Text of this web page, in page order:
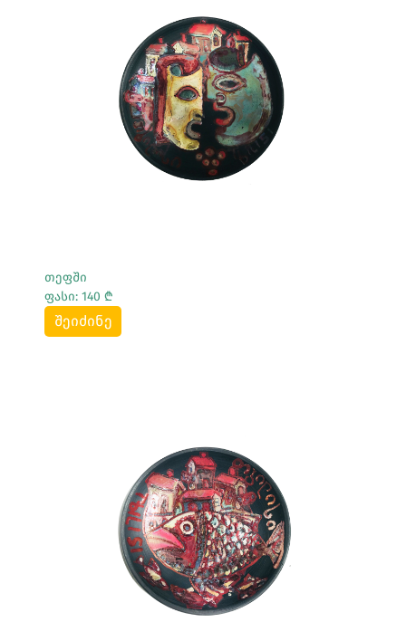
Სრულად Ნახვა
თეფში
ფასი: 140 ₾
შეიძინე
Სრულად Ნახვა